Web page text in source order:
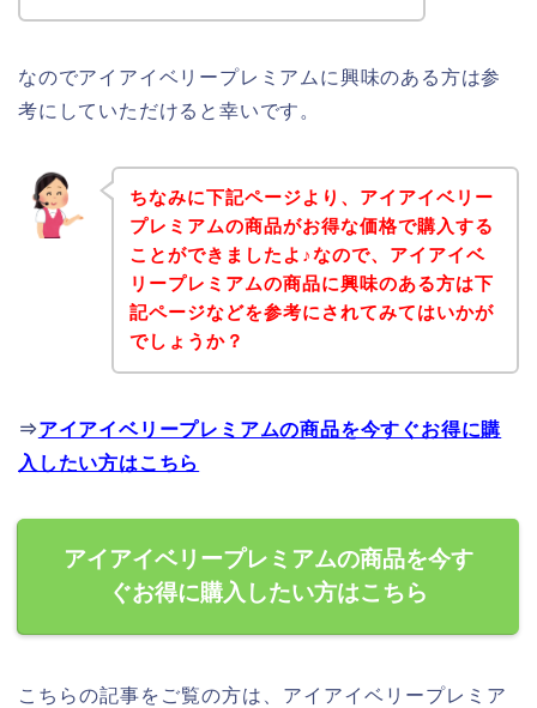
なのでアイアイベリープレミアムに興味のある方は参
考にしていただけると幸いです。
ちなみに下記ページより、アイアイベリー
プレミアムの商品がお得な価格で購入する
ことができましたよ♪なので、アイアイベ
リープレミアムの商品に興味のある方は下
記ページなどを参考にされてみてはいかが
でしょうか？
⇒アイアイベリープレミアムの商品を今すぐお得に購
入したい方はこちら
アイアイベリープレミアムの商品を今す
ぐお得に購入したい方はこちら
こちらの記事をご覧の方は、アイアイベリープレミア